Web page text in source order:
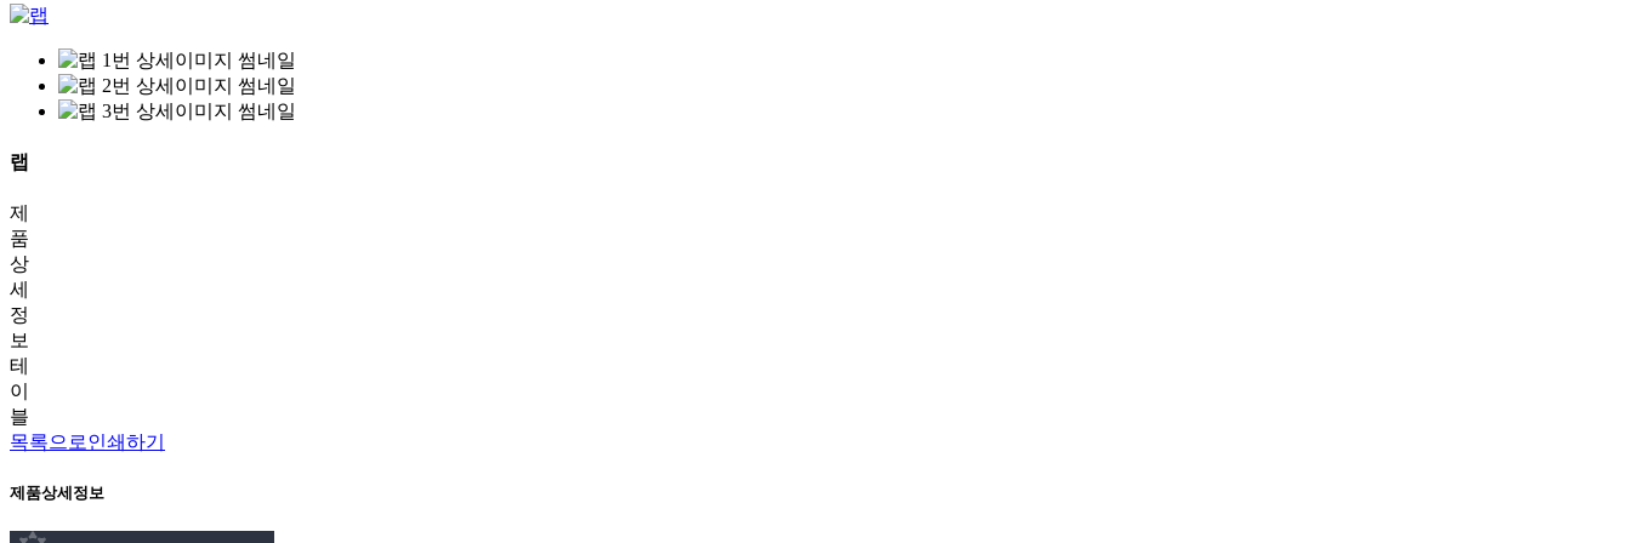
랩
제
품
상
세
정
보
테
이
블
목록으로인쇄하기
제품상세정보